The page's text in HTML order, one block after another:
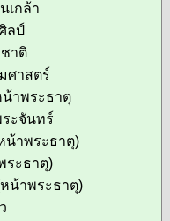
เกล้า
ลป์
าติ
ศาสตร์
าพระธาตุ
ระจันทร์
น้าพระธาตุ)
ระธาตุ)
น้าพระธาตุ)